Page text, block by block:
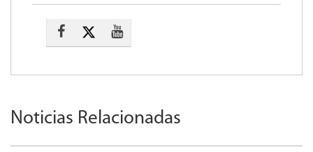
Noticias Relacionadas